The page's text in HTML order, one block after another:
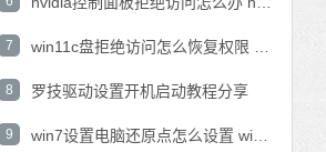
7
8 罗技驱动设置开机启动教程分享
9